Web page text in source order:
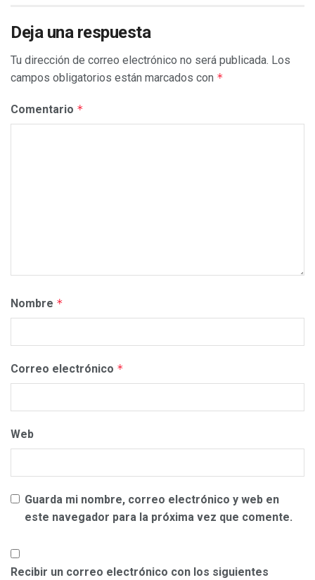
Deja una respuesta
Tu dirección de correo electrónico no será publicada. Los
campos obligatorios están marcados con *
Comentario *
Nombre *
Correo electrónico *
Web
Guarda mi nombre, correo electrónico y web en
este navegador para la próxima vez que comente.
Recibir un correo electrónico con los siguientes